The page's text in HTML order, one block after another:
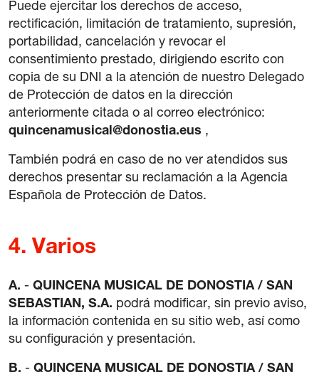
Puede ejercitar los derechos de acceso,
rectificación, limitación de tratamiento, supresión,
portabilidad, cancelación y revocar el
consentimiento prestado, dirigiendo escrito con
copia de su DNI a la atención de nuestro Delegado
de Protección de datos en la dirección
anteriormente citada o al correo electrónico:
quincenamusical@donostia.eus ,
También podrá en caso de no ver atendidos sus
derechos presentar su reclamación a la Agencia
Española de Protección de Datos.
4. Varios
A. - QUINCENA MUSICAL DE DONOSTIA / SAN
SEBASTIAN, S.A. podrá modificar, sin previo aviso,
la información contenida en su sitio web, así como
su configuración y presentación.
B. - QUINCENA MUSICAL DE DONOSTIA / SAN